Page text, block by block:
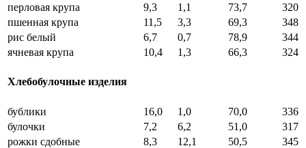
перловая крупа
9,3 1,1 73,7
320
пшенная крупа
11,5 3,3 69,3
348
рис белый
6,7 0,7 78,9
344
ячневая крупа
10,4 1,3 66,3 324
Хлебобулочные изделия
бублики 16,0 1,0 70,0
336
булочки
7,2 6,2 51,0
317
рожки сдобные
8,3 12,1 50,5
345